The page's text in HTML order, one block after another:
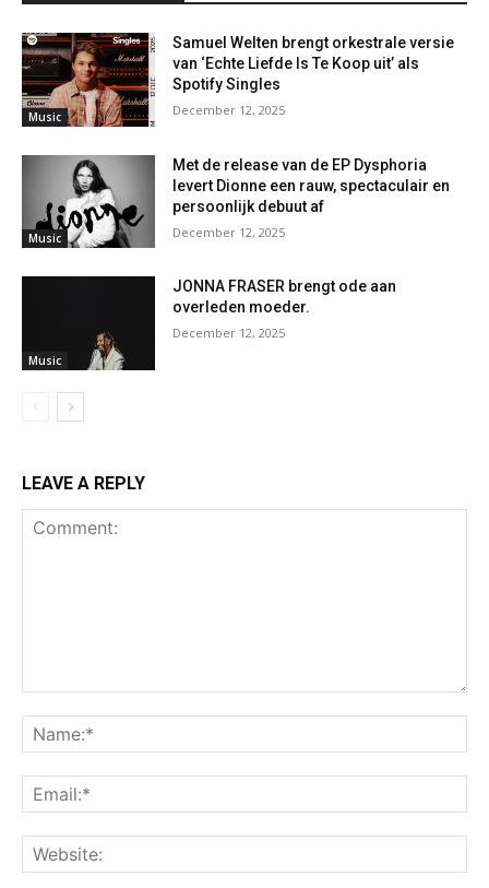
Music
Samuel Welten brengt orkestrale versie
van ‘Echte Liefde Is Te Koop uit’ als
Spotify Singles
December 12, 2025
Music
Met de release van de EP Dysphoria
levert Dionne een rauw, spectaculair en
persoonlijk debuut af
December 12, 2025
Music
JONNA FRASER brengt ode aan
overleden moeder.
December 12, 2025
LEAVE A REPLY